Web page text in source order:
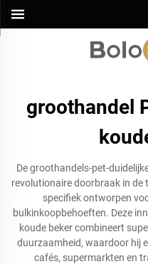
groothandel
De groothandels-pet-
revolutionaire doorbraak in de
specifiek ontworpen
bulkinkoopbehoeften. Deze
koude beker combineert
duurzaamheid, waardoor hij
cafés, supermarkten en